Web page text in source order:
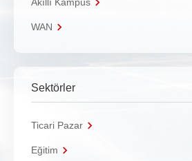
WAN
Sektörler
Ticari Pazar
Eğitim